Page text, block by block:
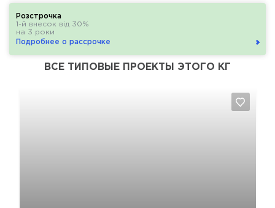
Розстрочка
1-й внесок від 30%
на 3 роки
Подробнее о рассрочке
ВСЕ ТИПОВЫЕ ПРОЕКТЫ ЭТОГО КГ